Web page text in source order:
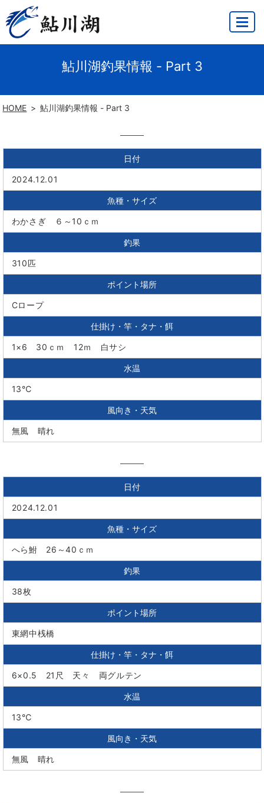
MENU
鮎川湖釣果情報 - Part 3
HOME 鮎川湖釣果情報 - Part 3
日付
2024.12.01
魚種・サイズ
わかさぎ ６～10ｃｍ
釣果
310匹
ポイント場所
Cロープ
仕掛け・竿・タナ・餌
1×6 30ｃｍ 12ｍ 白サシ
水温
13℃
風向き・天気
無風 晴れ
日付
2024.12.01
魚種・サイズ
へら鮒 26～40ｃｍ
釣果
38枚
ポイント場所
東網中桟橋
仕掛け・竿・タナ・餌
6×0.5 21尺 天々 両グルテン
水温
13℃
風向き・天気
無風 晴れ